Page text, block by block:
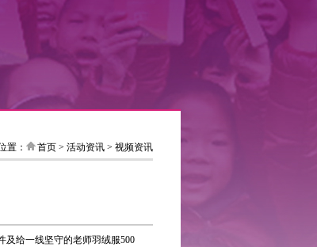
置： 首页 > 活动资讯 > 视频资讯
给一线坚守的老师羽绒服500